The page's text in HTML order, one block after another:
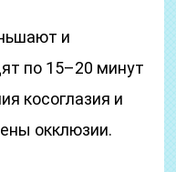
и
по 15–20 минут
косоглазия и
окклюзии.